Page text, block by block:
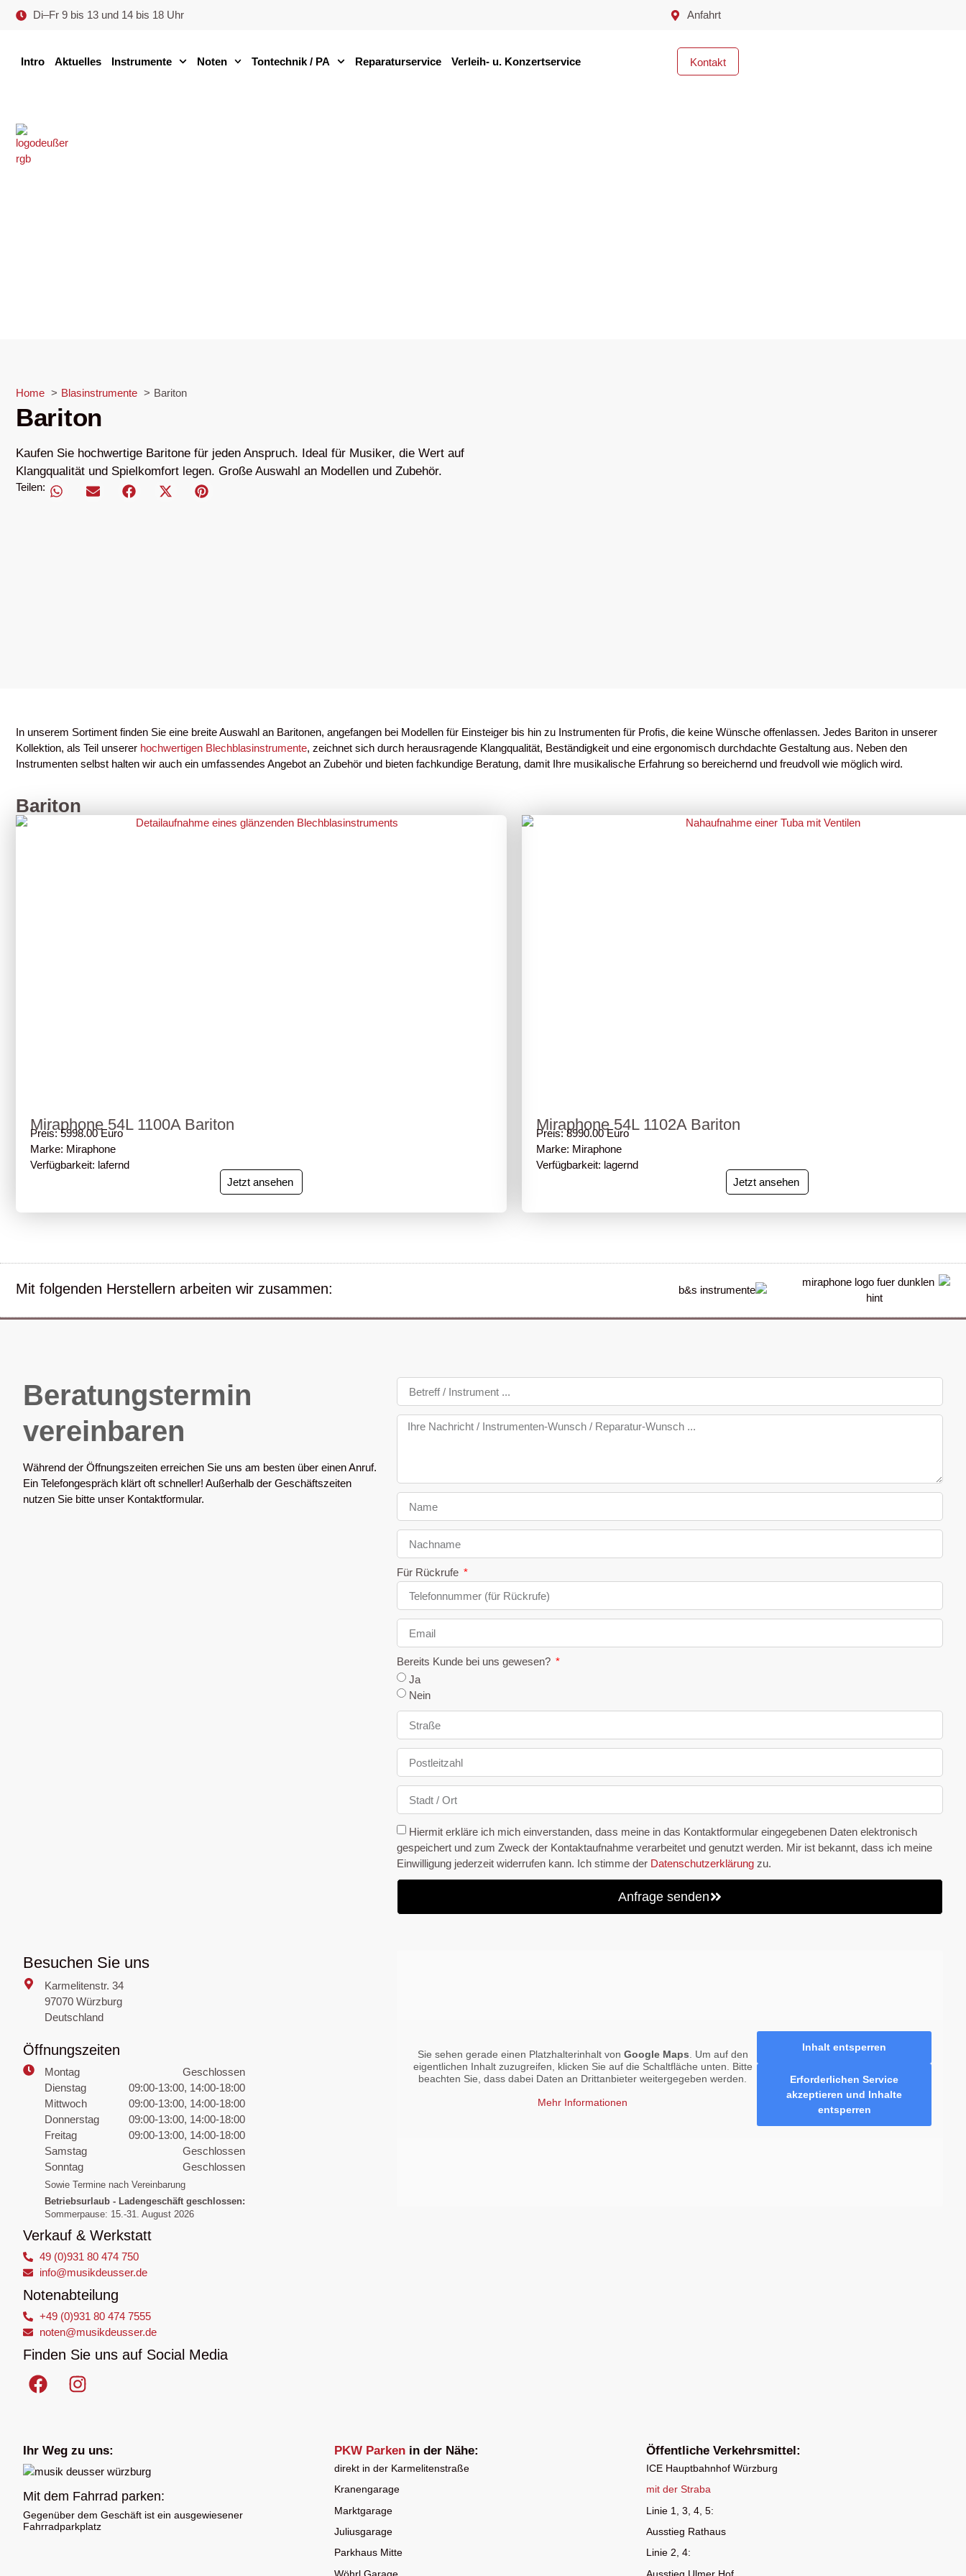
Di–Fr 9 bis 13 und 14 bis 18 Uhr Anfahrt
Intro Aktuelles Instrumente Noten Tontechnik / PA Reparaturservice Verleih- u. Konzertservice Kontakt
Home Blasinstrumente Bariton
Bariton
Kaufen Sie hochwertige Baritone für jeden Anspruch. Ideal für Musiker, die Wert auf
Klangqualität und Spielkomfort legen. Große Auswahl an Modellen und Zubehör.
Teilen:
In unserem Sortiment finden Sie eine breite Auswahl an Baritonen, angefangen bei Modellen für Einsteiger bis hin zu Instrumenten für Profis, die keine Wünsche offenlassen. Jedes Bariton in unserer
Kollektion, als Teil unserer hochwertigen Blechblasinstrumente, zeichnet sich durch herausragende Klangqualität, Beständigkeit und eine ergonomisch durchdachte Gestaltung aus. Neben den
Instrumenten selbst halten wir auch ein umfassendes Angebot an Zubehör und bieten fachkundige Beratung, damit Ihre musikalische Erfahrung so bereichernd und freudvoll wie möglich wird.
Bariton
Miraphone 54L 1100A Bariton
Preis: 5998.00 Euro
Marke: Miraphone
Verfügbarkeit: lafernd
Jetzt ansehen
Miraphone 54L 1102A Bariton
Preis: 8990.00 Euro
Marke: Miraphone
Verfügbarkeit: lagernd
Jetzt ansehen
Mit folgenden Herstellern arbeiten wir zusammen:
Beratungstermin
vereinbaren
Während der Öffnungszeiten erreichen Sie uns am besten über einen Anruf.
Ein Telefongespräch klärt oft schneller! Außerhalb der Geschäftszeiten
nutzen Sie bitte unser Kontaktformular.
Für Rückrufe
Bereits Kunde bei uns gewesen?
Ja
Nein
Hiermit erkläre ich mich einverstanden, dass meine in das Kontaktformular eingegebenen Daten elektronisch
gespeichert und zum Zweck der Kontaktaufnahme verarbeitet und genutzt werden. Mir ist bekannt, dass ich meine
Einwilligung jederzeit widerrufen kann. Ich stimme der Datenschutzerklärung zu.
Anfrage senden
Besuchen Sie uns
Karmelitenstr. 34
97070 Würzburg
Deutschland
Öffnungszeiten
Montag
Geschlossen
Dienstag
09:00-13:00, 14:00-18:00
Mittwoch
09:00-13:00, 14:00-18:00
Donnerstag
09:00-13:00, 14:00-18:00
Freitag
09:00-13:00, 14:00-18:00
Samstag
Geschlossen
Sonntag
Geschlossen
Sowie Termine nach Vereinbarung
Betriebsurlaub - Ladengeschäft geschlossen:
Sommerpause: 15.-31. August 2026
Verkauf & Werkstatt
49 (0)931 80 474 750
info@musikdeusser.de
Notenabteilung
+49 (0)931 80 474 7555
noten@musikdeusser.de
Finden Sie uns auf Social Media
Sie sehen gerade einen Platzhalterinhalt von Google Maps. Um auf den
eigentlichen Inhalt zuzugreifen, klicken Sie auf die Schaltfläche unten. Bitte
beachten Sie, dass dabei Daten an Drittanbieter weitergegeben werden.
Mehr Informationen
Inhalt entsperren
Erforderlichen Service
akzeptieren und Inhalte
entsperren
Ihr Weg zu uns:
Mit dem Fahrrad parken:
Gegenüber dem Geschäft ist ein ausgewiesener
Fahrradparkplatz
PKW Parken in der Nähe:
direkt in der Karmelitenstraße
Kranengarage
Marktgarage
Juliusgarage
Parkhaus Mitte
Wöhrl Garage
Öffentliche Verkehrsmittel:
ICE Hauptbahnhof Würzburg
mit der Straba
Linie 1, 3, 4, 5:
Ausstieg Rathaus
Linie 2, 4:
Ausstieg Ulmer Hof